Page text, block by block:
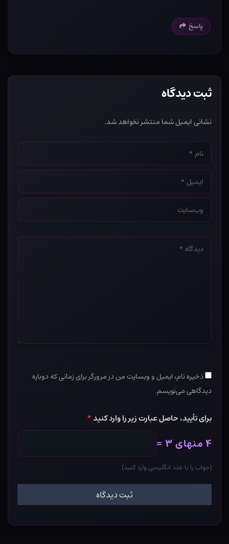
پاسخ
ثبت دیدگاه
نشانی ایمیل شما منتشر نخواهد شد.
نام
*
ایمیل
*
وب‌سایت
*
دیدگاه
ذخیره نام، ایمیل و وبسایت من در مرورگر برای زمانی که دوباره
دیدگاهی می‌نویسم.
برای تأیید، حاصل عبارت زیر را وارد کنید*
۴ منهای ۳ =
(جواب را با عدد انگلیسی وارد کنید)